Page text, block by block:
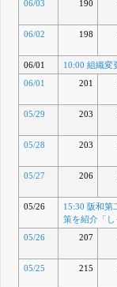
06/03 190
06/02 198
06/01
10:00 組織変
06/01
201
05/29 203
05/28
203
05/27
206
05/26
15:30 阪和第
策を紹介「
05/26
207
05/25
215